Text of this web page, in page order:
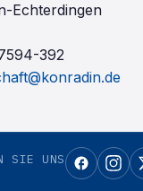
Echterdingen
392
SIE UNS